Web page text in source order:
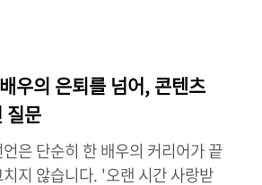
우의 은퇴를 넘어, 콘텐츠
질문
은 단순히 한 배우의 커리어가 끝
지 않습니다. '오랜 시간 사랑받